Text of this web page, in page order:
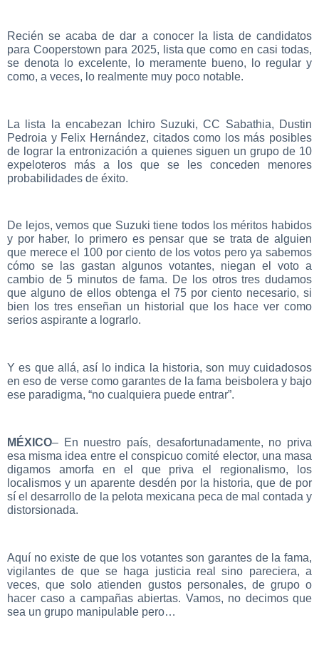
Recién se acaba de dar a conocer la lista de candidatos
para Cooperstown para 2025, lista que como en casi todas,
se denota lo excelente, lo meramente bueno, lo regular y
como, a veces, lo realmente muy poco notable.
La lista la encabezan Ichiro Suzuki, CC Sabathia, Dustin
Pedroia y Felix Hernández, citados como los más posibles
de lograr la entronización a quienes siguen un grupo de 10
expeloteros más a los que se les conceden menores
probabilidades de éxito.
De lejos, vemos que Suzuki tiene todos los méritos habidos
y por haber, lo primero es pensar que se trata de alguien
que merece el 100 por ciento de los votos pero ya sabemos
cómo se las gastan algunos votantes, niegan el voto a
cambio de 5 minutos de fama. De los otros tres dudamos
que alguno de ellos obtenga el 75 por ciento necesario, si
bien los tres enseñan un historial que los hace ver como
serios aspirante a lograrlo.
Y es que allá, así lo indica la historia, son muy cuidadosos
en eso de verse como garantes de la fama beisbolera y bajo
ese paradigma, “no cualquiera puede entrar”.
MÉXICO– En nuestro país, desafortunadamente, no priva
esa misma idea entre el conspicuo comité elector, una masa
digamos amorfa en el que priva el regionalismo, los
localismos y un aparente desdén por la historia, que de por
sí el desarrollo de la pelota mexicana peca de mal contada y
distorsionada.
Aquí no existe de que los votantes son garantes de la fama,
vigilantes de que se haga justicia real sino pareciera, a
veces, que solo atienden gustos personales, de grupo o
hacer caso a campañas abiertas. Vamos, no decimos que
sea un grupo manipulable pero…